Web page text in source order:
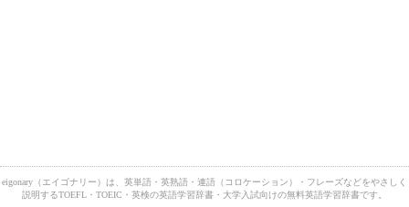
eigonary（エイゴナリー）は、英単語・英熟語・連語（コロケーション）・フレーズなどをやさしく
説明するTOEFL・TOEIC・英検の英語学習辞書・大学入試向けの無料英語学習辞書です。